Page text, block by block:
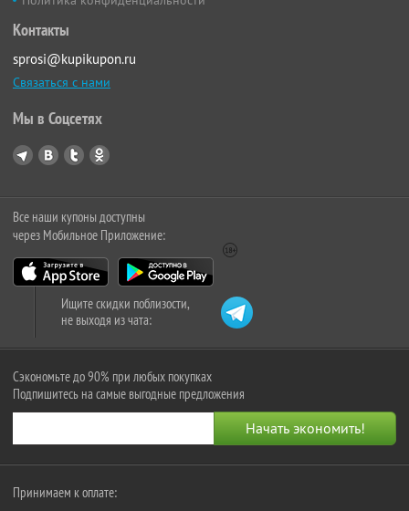
Контакты
sprosi@kupikupon.ru
Связаться с нами
Мы в Соцсетях
Все наши купоны доступны
через Мобильное Приложение:
Ищите скидки поблизости,
не выходя из чата:
Сэкономьте до 90% при любых покупках
Подпишитесь на самые выгодные предложения
Принимаем к оплате: